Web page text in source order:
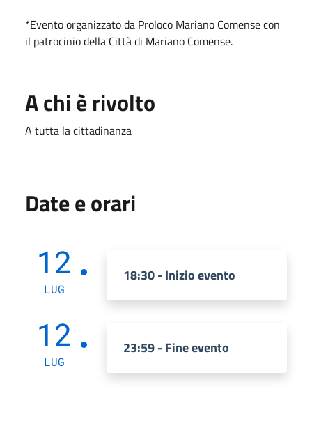
*Evento organizzato da Proloco Mariano Comense con
il patrocinio della Città di Mariano Comense.
A chi è rivolto
A tutta la cittadinanza
Date e orari
12
LUG
18:30 - Inizio evento
12
LUG
23:59 - Fine evento